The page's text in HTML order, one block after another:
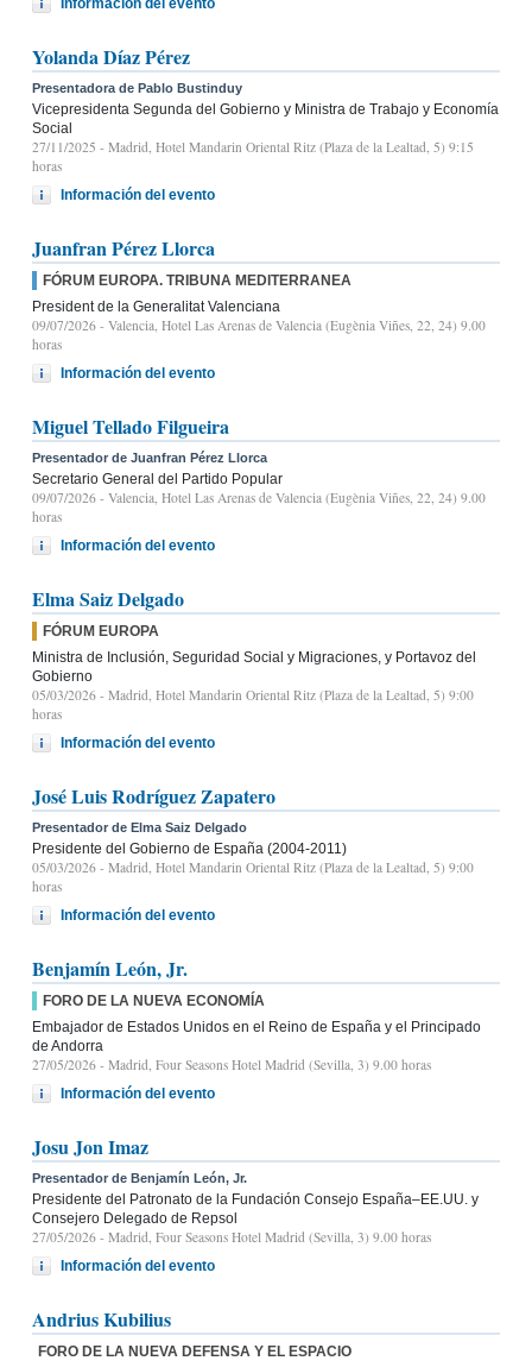
Información del evento
Yolanda Díaz Pérez
Presentadora de Pablo Bustinduy
Vicepresidenta Segunda del Gobierno y Ministra de Trabajo y Economía
Social
27/11/2025 - Madrid, Hotel Mandarin Oriental Ritz (Plaza de la Lealtad, 5) 9:15
horas
Información del evento
Juanfran Pérez Llorca
FÓRUM EUROPA. TRIBUNA MEDITERRANEA
President de la Generalitat Valenciana
09/07/2026 - Valencia, Hotel Las Arenas de Valencia (Eugènia Viñes, 22, 24) 9.00
horas
Información del evento
Miguel Tellado Filgueira
Presentador de Juanfran Pérez Llorca
Secretario General del Partido Popular
09/07/2026 - Valencia, Hotel Las Arenas de Valencia (Eugènia Viñes, 22, 24) 9.00
horas
Información del evento
Elma Saiz Delgado
FÓRUM EUROPA
Ministra de Inclusión, Seguridad Social y Migraciones, y Portavoz del
Gobierno
05/03/2026 - Madrid, Hotel Mandarin Oriental Ritz (Plaza de la Lealtad, 5) 9:00
horas
Información del evento
José Luis Rodríguez Zapatero
Presentador de Elma Saiz Delgado
Presidente del Gobierno de España (2004-2011)
05/03/2026 - Madrid, Hotel Mandarin Oriental Ritz (Plaza de la Lealtad, 5) 9:00
horas
Información del evento
Benjamín León, Jr.
FORO DE LA NUEVA ECONOMÍA
Embajador de Estados Unidos en el Reino de España y el Principado
de Andorra
27/05/2026 - Madrid, Four Seasons Hotel Madrid (Sevilla, 3) 9.00 horas
Información del evento
Josu Jon Imaz
Presentador de Benjamín León, Jr.
Presidente del Patronato de la Fundación Consejo España–EE.UU. y
Consejero Delegado de Repsol
27/05/2026 - Madrid, Four Seasons Hotel Madrid (Sevilla, 3) 9.00 horas
Información del evento
Andrius Kubilius
FORO DE LA NUEVA DEFENSA Y EL ESPACIO